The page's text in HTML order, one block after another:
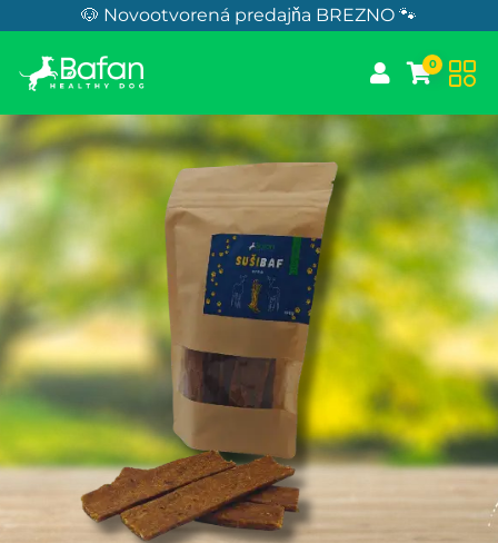
Skip to Content🐶 Novootvorená predajňa BREZNO 🐾
0